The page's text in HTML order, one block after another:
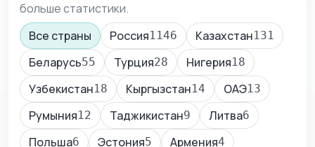
больше статистики.
Все страны
Россия1146 Казахстан131
Беларусь55 Турция28 Нигерия18
Узбекистан18 Кыргызстан14 ОАЭ13
Румыния12 Таджикистан9 Литва6
Польша6 Эстония5 Армения4